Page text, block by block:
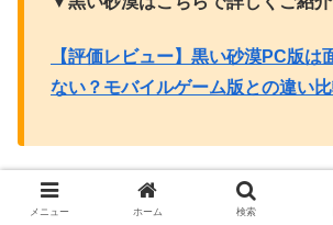
【評価レビュー】黒い砂漠PC版は
ない？モバイルゲーム版との違い
レイドシャドウレジェンド｜キャ
RPG【PR】
メニュー ホーム 検索